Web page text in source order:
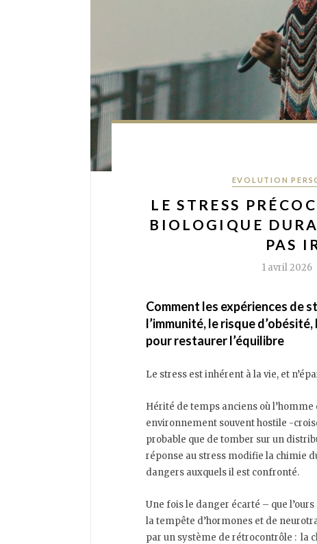
Categories
EVOLUTION
LE STRESS
BIOLOGIQUE
PAS
1 avril 2026
Comment les expériences de
l’immunité, le risque
pour restaurer l’équilibre
Le stress est inhérent à la vie, et
Hérité de temps anciens où
environnement souvent hostile -
probable que de tomber sur un
réponse au stress modifie la chimie
dangers auxquels il est confronté.
Une fois le danger écarté – que
la tempête d’hormones et de
par un système de rétrocontrôle : la